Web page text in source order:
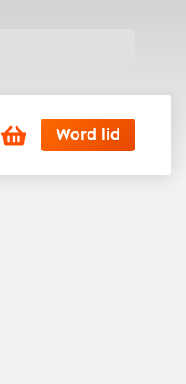
Winkelwagen
Word lid